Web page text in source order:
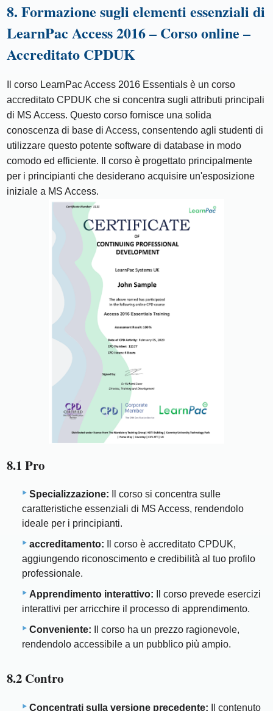
8. Formazione sugli elementi essenziali di
LearnPac Access 2016 – Corso online –
Accreditato CPDUK
Il corso LearnPac Access 2016 Essentials è un corso
accreditato CPDUK che si concentra sugli attributi principali
di MS Access. Questo corso fornisce una solida
conoscenza di base di Access, consentendo agli studenti di
utilizzare questo potente software di database in modo
comodo ed efficiente. Il corso è progettato principalmente
per i principianti che desiderano acquisire un'esposizione
iniziale a MS Access.
8.1 Pro
Specializzazione: Il corso si concentra sulle
caratteristiche essenziali di MS Access, rendendolo
ideale per i principianti.
accreditamento: Il corso è accreditato CPDUK,
aggiungendo riconoscimento e credibilità al tuo profilo
professionale.
Apprendimento interattivo: Il corso prevede esercizi
interattivi per arricchire il processo di apprendimento.
Conveniente: Il corso ha un prezzo ragionevole,
rendendolo accessibile a un pubblico più ampio.
8.2 Contro
Concentrati sulla versione precedente: Il contenuto